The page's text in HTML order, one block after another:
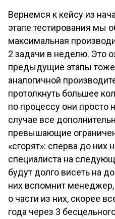
Вернемся к кейсу из
этапе тестирования мы
максимальная
2 задачи в неделю. Это
предыдущие этапы
аналогичной
протолкнуть большее
по процессу они просто
случае все
превышающие
«сгорят»: сперва до них
специалиста на
будут долго висеть на
них вспомнит
о части из них, скорее
года через 3